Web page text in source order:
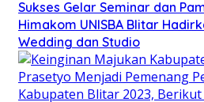
Sukses Gelar Seminar dan
Himakom UNISBA Blitar
Wedding dan Studio